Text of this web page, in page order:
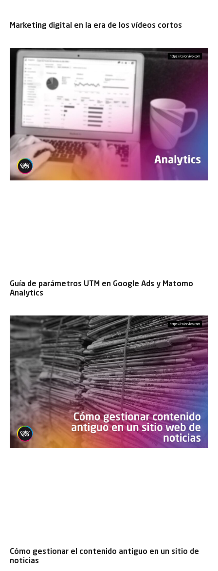
Marketing digital en la era de los vídeos cortos
Guía de parámetros UTM en Google Ads y Matomo
Analytics
Cómo gestionar el contenido antiguo en un sitio de
noticias